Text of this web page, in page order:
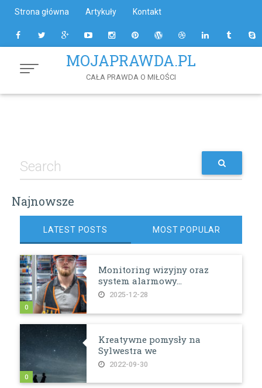
Content
Strona główna Artykuły Kontakt
MOJAPRAWDA.PL
CAŁA PRAWDA O MIŁOŚCI
Najnowsze
LATEST POSTS MOST POPULAR
Monitoring wizyjny oraz
system alarmowy...
2025-12-28
0
Kreatywne pomysły na
Sylwestra we
2022-09-30
0